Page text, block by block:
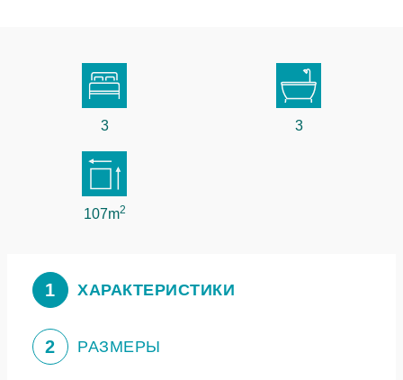
3 3
107m2
1 ХАРАКТЕРИСТИКИ
2 РАЗМЕРЫ